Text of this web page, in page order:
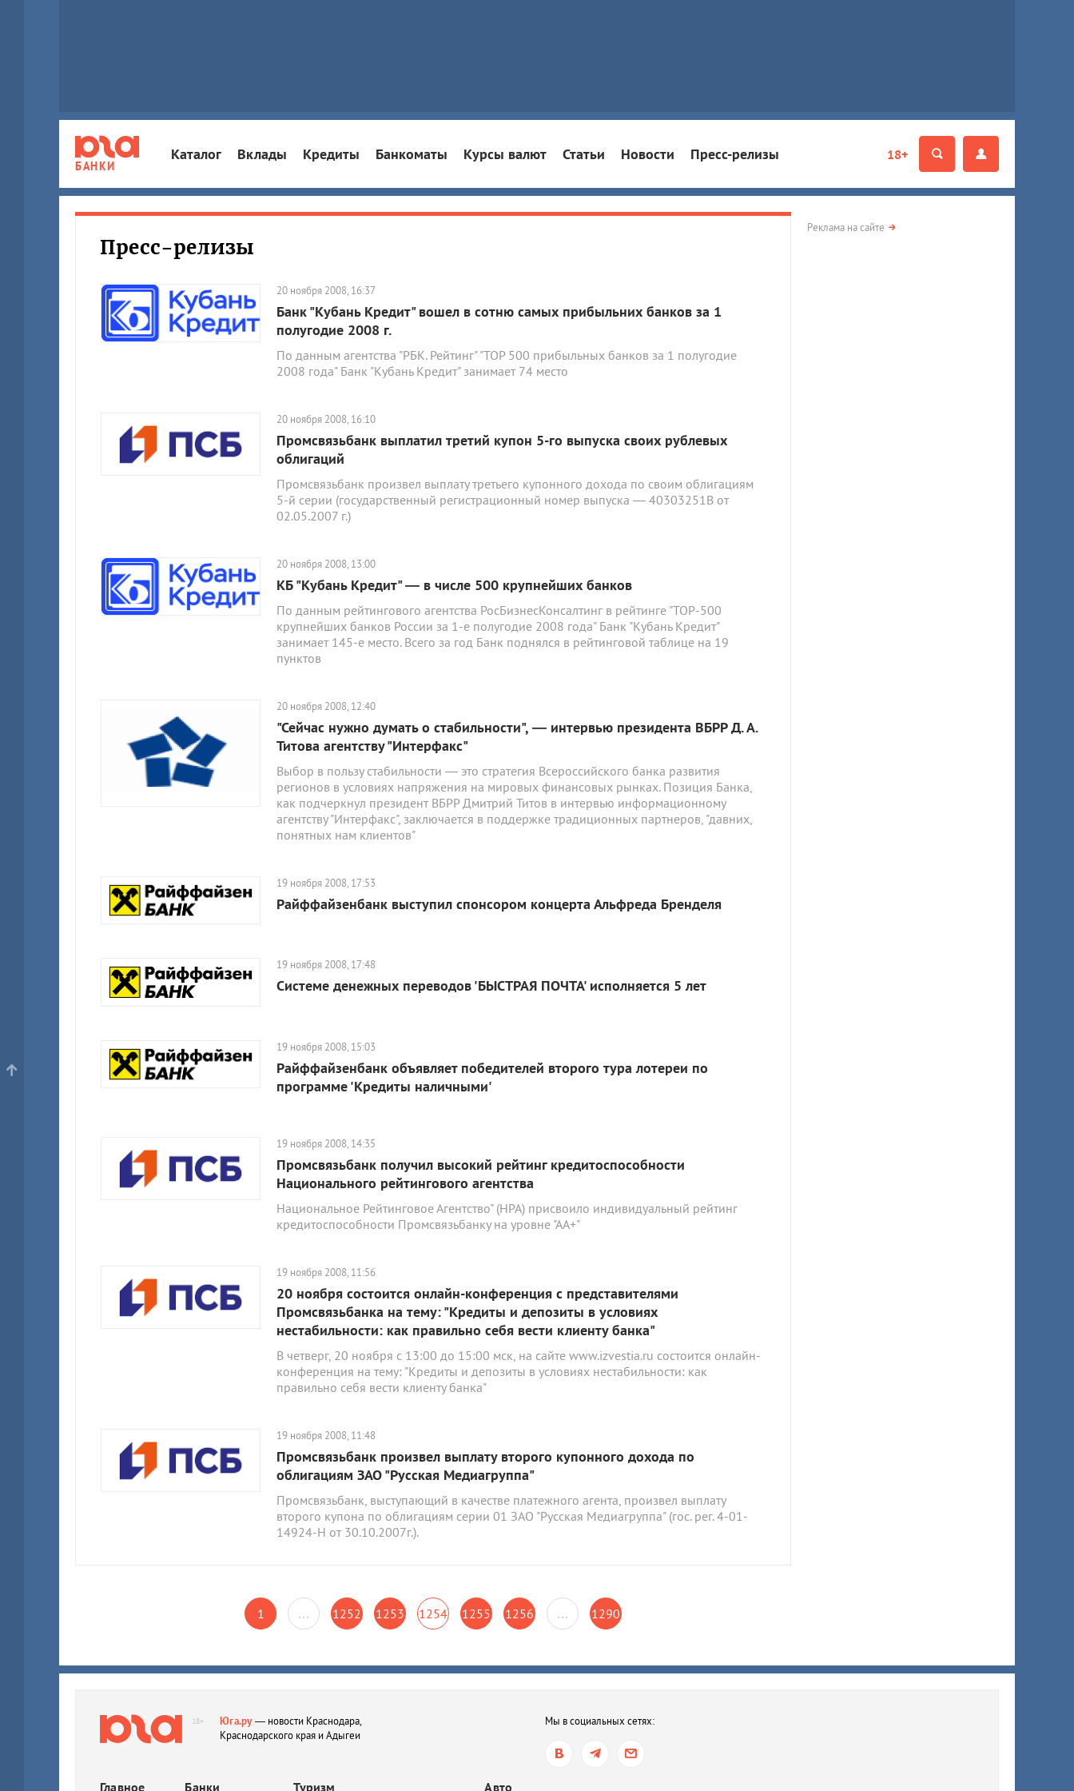
БАНКИ
18+
Каталог Вклады Кредиты Банкоматы Курсы валют Статьи Новости Пресс-релизы
Пресс-релизы
20 ноября 2008, 16:37
Банк "Кубань Кредит" вошел в сотню самых прибыльних банков за 1
полугодие 2008 г.
По данным агентства "РБК. Рейтинг" "ТОР 500 прибыльных банков за 1 полугодие
2008 года" Банк "Кубань Кредит" занимает 74 место
20 ноября 2008, 16:10
Промсвязьбанк выплатил третий купон 5-го выпуска своих рублевых
облигаций
Промсвязьбанк произвел выплату третьего купонного дохода по своим облигациям
5-й серии (государственный регистрационный номер выпуска — 40303251В от
02.05.2007 г.)
20 ноября 2008, 13:00
КБ "Кубань Кредит" — в числе 500 крупнейших банков
По данным рейтингового агентства РосБизнесКонсалтинг в рейтинге "ТОР-500
крупнейших банков России за 1-е полугодие 2008 года" Банк "Кубань Кредит"
занимает 145-е место. Всего за год Банк поднялся в рейтинговой таблице на 19
пунктов
20 ноября 2008, 12:40
"Сейчас нужно думать о стабильности", — интервью президента ВБРР Д. А.
Титова агентству "Интерфакс"
Выбор в пользу стабильности — это стратегия Всероссийского банка развития
регионов в условиях напряжения на мировых финансовых рынках. Позиция Банка,
как подчеркнул президент ВБРР Дмитрий Титов в интервью информационному
агентству "Интерфакс", заключается в поддержке традиционных партнеров, "давних,
понятных нам клиентов"
19 ноября 2008, 17:53
Райффайзенбанк выступил спонсором концерта Альфреда Бренделя
19 ноября 2008, 17:48
Системе денежных переводов 'БЫСТРАЯ ПОЧТА' исполняется 5 лет
19 ноября 2008, 15:03
Райффайзенбанк объявляет победителей второго тура лотереи по
программе 'Кредиты наличными'
19 ноября 2008, 14:35
Промсвязьбанк получил высокий рейтинг кредитоспособности
Национального рейтингового агентства
Национальное Рейтинговое Агентство" (НРА) присвоило индивидуальный рейтинг
кредитоспособности Промсвязьбанку на уровне "АА+"
19 ноября 2008, 11:56
20 ноября состоится онлайн-конференция с представителями
Промсвязьбанка на тему: "Кредиты и депозиты в условиях
нестабильности: как правильно себя вести клиенту банка"
В четверг, 20 ноября с 13:00 до 15:00 мск, на сайте www.izvestia.ru состоится онлайн-
конференция на тему: "Кредиты и депозиты в условиях нестабильности: как
правильно себя вести клиенту банка"
19 ноября 2008, 11:48
Промсвязьбанк произвел выплату второго купонного дохода по
облигациям ЗАО "Русская Медиагруппа"
Промсвязьбанк, выступающий в качестве платежного агента, произвел выплату
второго купона по облигациям серии 01 ЗАО "Русская Медиагруппа" (гос. рег. 4-01-
14924-Н от 30.10.2007г.).
1 … 1252 1253 1254 1255 1256 … 1290
Реклама на сайте
18+ Юга.ру— новости Краснодара,
Краснодарского края и Адыгеи
Мы в социальных сетях:
Главное Банки Туризм Авто